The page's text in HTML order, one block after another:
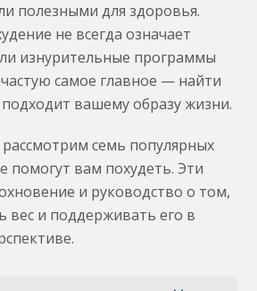
полезными для здоровья.
не всегда означает
изнурительные программы
самое главное — найти
вашему образу жизни.
семь популярных
помогут вам похудеть. Эти
и руководство о том,
вес и поддерживать его в